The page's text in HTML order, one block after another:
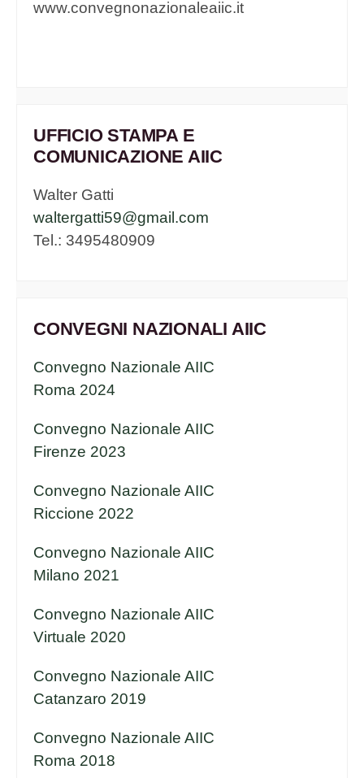
www.convegnonazionaleaiic.it
UFFICIO STAMPA E
COMUNICAZIONE AIIC
Walter Gatti
waltergatti59@gmail.com
Tel.: 3495480909
CONVEGNI NAZIONALI AIIC
Convegno Nazionale AIIC
Roma 2024
Convegno Nazionale AIIC
Firenze 2023
Convegno Nazionale AIIC
Riccione 2022
Convegno Nazionale AIIC
Milano 2021
Convegno Nazionale AIIC
Virtuale 2020
Convegno Nazionale AIIC
Catanzaro 2019
Convegno Nazionale AIIC
Roma 2018